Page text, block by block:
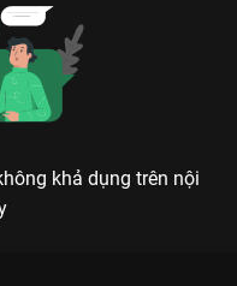
khả dụng trên nội